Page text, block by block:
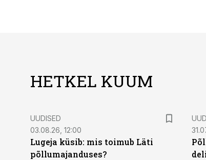
HETKEL KUUM
UUDISED
03.08.26, 12:00
Lugeja küsib: mis toimub Läti
põllumajanduses?